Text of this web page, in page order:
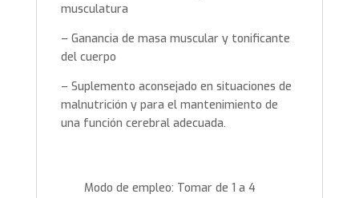
musculatura
– Ganancia de masa muscular y tonificante
del cuerpo
– Suplemento aconsejado en situaciones de
malnutrición y para el mantenimiento de
una función cerebral adecuada.
Modo de empleo: Tomar de 1 a 4